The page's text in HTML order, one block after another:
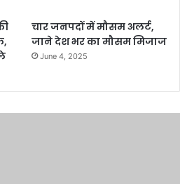
चार जनपदों में मौसम अलर्ट,
जाने देश भर का मौसम मिजाज
June 4, 2025